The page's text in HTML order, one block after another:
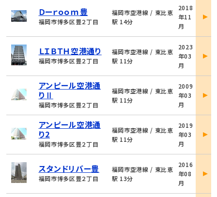
Ｄーｒｏｏｍ豊
福岡市博多区豊２丁目
福岡市空港線 / 東比恵
駅 14分
2018
年11
月
詳
ＬＩＢＴＨ空港通り
福岡市博多区豊２丁目
福岡市空港線 / 東比恵
駅 11分
2023
年03
月
詳
アンピール空港通
りⅡ
福岡市博多区豊２丁目
福岡市空港線 / 東比恵
駅 11分
2009
年03
月
詳
アンピール空港通
り2
福岡市博多区豊２丁目
福岡市空港線 / 東比恵
駅 11分
2019
年03
月
詳
スタンドリバー豊
福岡市博多区豊２丁目
福岡市空港線 / 東比恵
駅 13分
2016
年08
月
詳